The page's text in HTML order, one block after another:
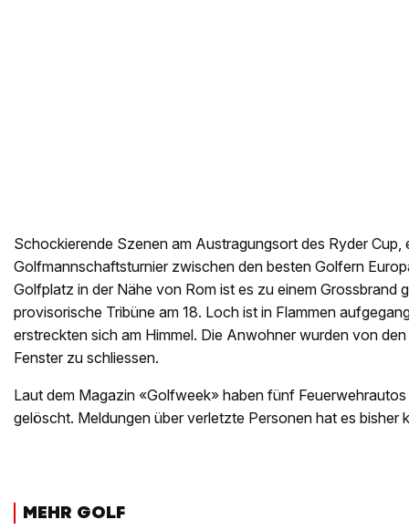
Schockierende Szenen am Austragungsort des Ryder Cup,
Golfmannschaftsturnier zwischen den besten Golfern
Golfplatz in der Nähe von Rom ist es zu einem Grossbrand
provisorische Tribüne am 18. Loch ist in Flammen
erstreckten sich am Himmel. Die Anwohner wurden von
Fenster zu schliessen.
Laut dem Magazin «Golfweek» haben fünf
gelöscht. Meldungen über verletzte Personen hat es bisher
MEHR GOLF